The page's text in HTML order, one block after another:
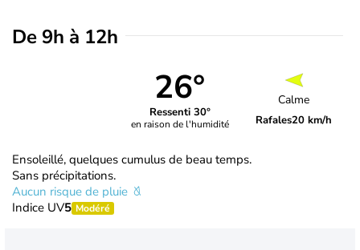
De 9h à 12h
26°
Ressenti 30°
en raison de l'humidité
Calme
Rafales20 km/h
Ensoleillé, quelques cumulus de beau temps.
Sans précipitations.
Aucun risque de pluie
Indice UV5 Modéré